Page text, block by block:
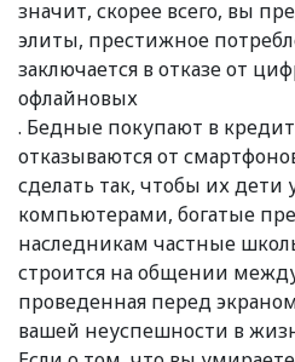
значит, скорее всего, вы
элиты, престижное
заключается в отказе от
офлайновых
. Бедные покупают в
отказываются от
сделать так, чтобы их дети
компьютерами, богатые
наследникам частные
строится на общении
проведенная перед
вашей неуспешности в